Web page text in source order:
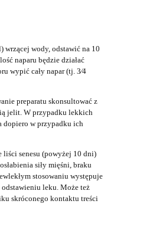
wrzącej wody, odstawić na 10
naparu będzie działać
wypić cały napar (tj. 3⁄4
preparatu skonsultować z
jelit. W przypadku lekkich
dopiero w przypadku ich
liści senesu (powyżej 10 dni)
siły mięśni, braku
stosowaniu występuje
leku. Może też
skróconego kontaktu treści